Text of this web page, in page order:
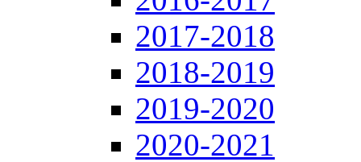
2017-2018
2018-2019
2019-2020
2020-2021